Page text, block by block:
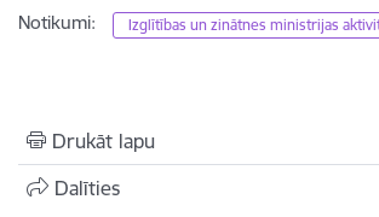
Notikumi: Izglītības un zinātnes ministrijas
Drukāt lapu
Dalīties